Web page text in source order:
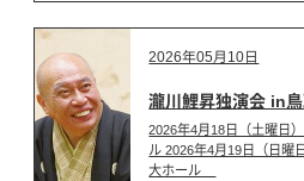
2026年05月10日
瀧川鯉昇独演会 in
2026年4月18日（土曜日
ル 2026年4月19日（日曜
大ホール